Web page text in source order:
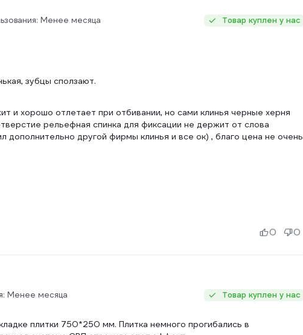
Менее месяца Товар куплен у нас
зубцы сползают.
и хорошо отлетает при отбивании, но сами клинья черные херня
рельефная спинка для фиксации не держит от слова
дополнительно другой фирмы клинья и все ок) , благо цена не очень
0 0
Менее месяца Товар куплен у нас
плитки 750*250 мм. Плитка немного прогибались в